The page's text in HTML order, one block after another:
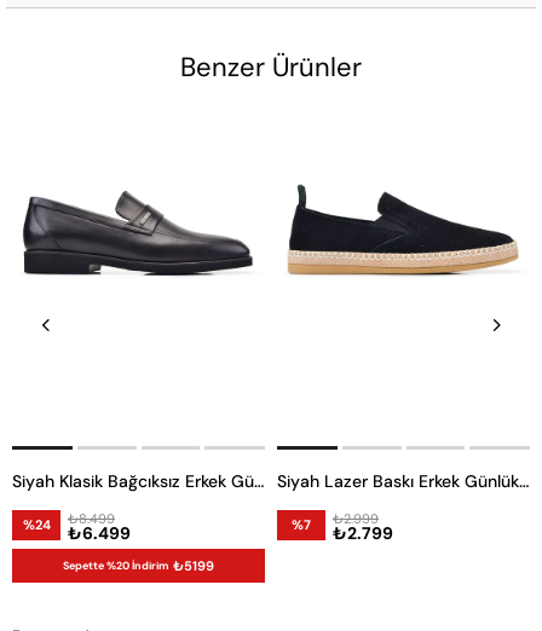
Benzer Ürünler
Siyah Klasik Bağcıksız Erkek Günlük Ayakkabı
%24 ₺6.499
₺8.499
Sepette %20 İndirim ₺5199
Siyah Lazer Baskı Erkek Günlük Ayakkabı
%7 ₺2.799
₺2.999